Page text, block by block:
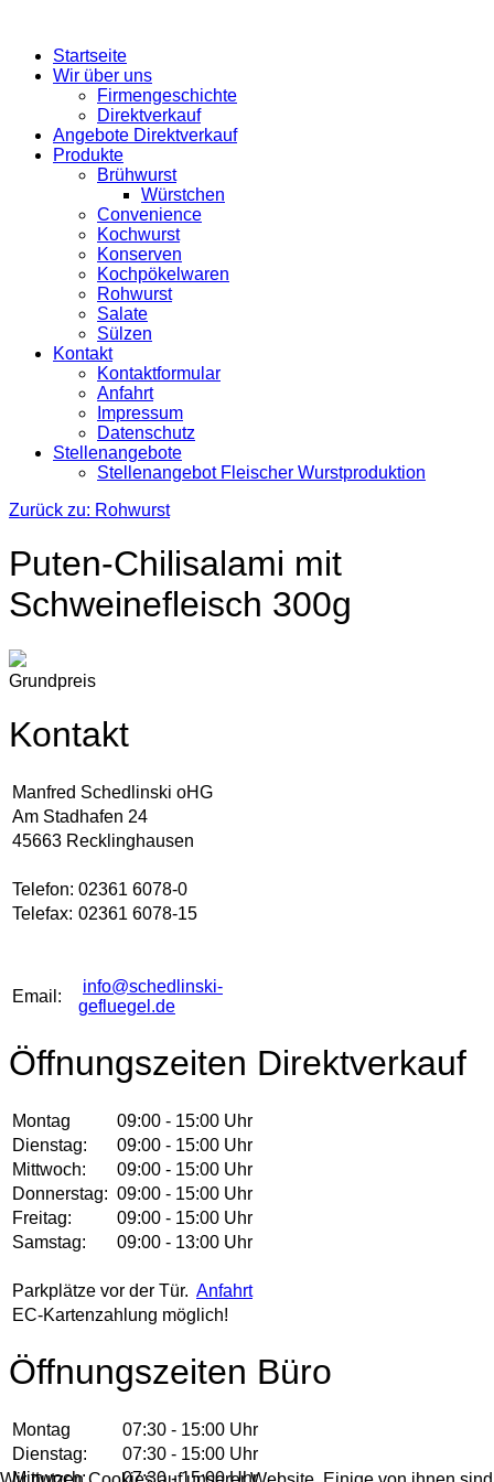
Startseite
Wir über uns
Firmengeschichte
Direktverkauf
Angebote Direktverkauf
Produkte
Brühwurst
Würstchen
Convenience
Kochwurst
Konserven
Kochpökelwaren
Rohwurst
Salate
Sülzen
Kontakt
Kontaktformular
Anfahrt
Impressum
Datenschutz
Stellenangebote
Stellenangebot Fleischer Wurstproduktion
Zurück zu: Rohwurst
Puten-Chilisalami mit
Schweinefleisch 300g
Grundpreis
Kontakt
Manfred Schedlinski oHG
Am Stadhafen 24
45663 Recklinghausen
Telefon: 02361 6078-0
Telefax: 02361 6078-15
Email:
info@schedlinski-
gefluegel.de
Öffnungszeiten Direktverkauf
Montag
09:00 - 15:00 Uhr
Dienstag:
09:00 - 15:00 Uhr
Mittwoch:
09:00 - 15:00 Uhr
Donnerstag: 09:00 - 15:00 Uhr
Freitag:
09:00 - 15:00 Uhr
Samstag:
09:00 - 13:00 Uhr
Parkplätze vor der Tür. Anfahrt
EC-Kartenzahlung möglich!
Öffnungszeiten Büro
Montag
07:30 - 15:00 Uhr
Dienstag:
07:30 - 15:00 Uhr
Mittwoch:
07:30 - 15:00 Uhr